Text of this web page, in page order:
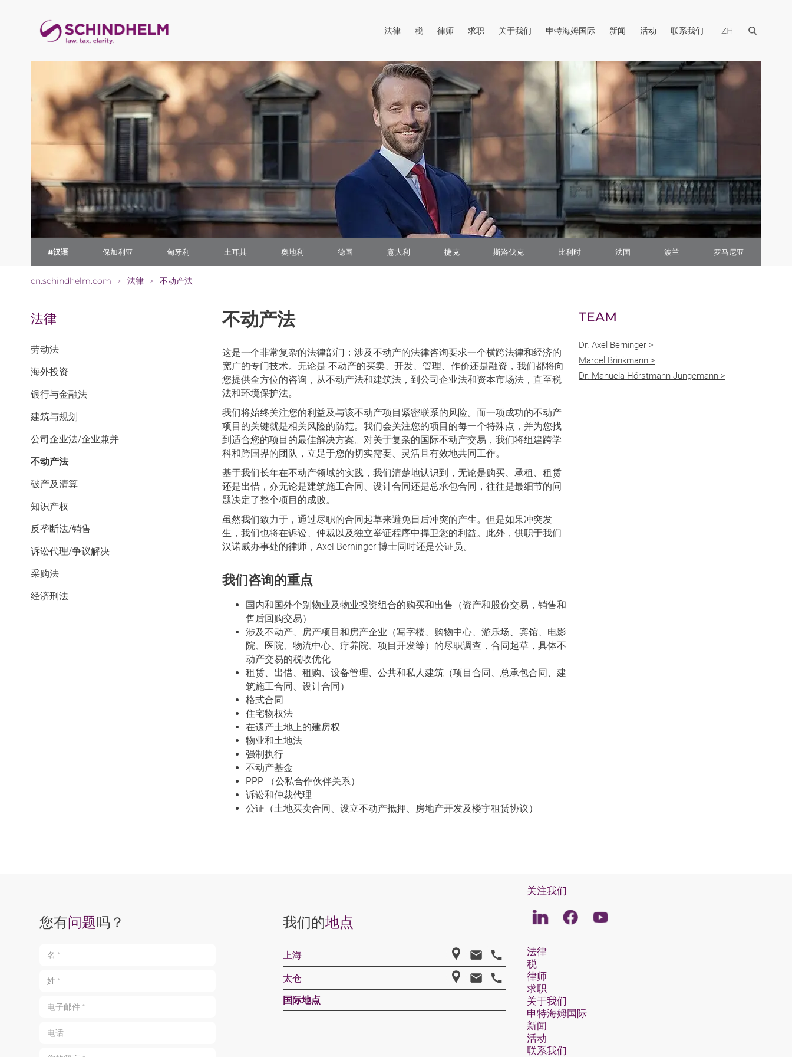
法律打开菜单
税 律师 求职 打开菜单
关于我们 打开菜单
申特海姆国际打开菜单
新闻 打开菜单
活动 打开菜单
联系我们 打开菜单
ZH 打开菜单
#汉语 保加利亚 匈牙利 土耳其 奥地利 德国 意大利 捷克 斯洛伐克 比利时 法国 波兰 罗马尼亚
cn.schindhelm.com > 法律 > 不动产法
法律
劳动法
海外投资
银行与金融法
建筑与规划
公司企业法/企业兼并
不动产法
破产及清算
知识产权
反垄断法/销售
诉讼代理/争议解决
采购法
经济刑法
不动产法
这是一个非常复杂的法律部门：涉及不动产的法律咨询要求一个横跨法律和经济的
宽广的专门技术。无论是 不动产的买卖、开发、管理、作价还是融资，我们都将向
您提供全方位的咨询，从不动产法和建筑法，到公司企业法和资本市场法，直至税
法和环境保护法。
我们将始终关注您的利益及与该不动产项目紧密联系的风险。而一项成功的不动产
项目的关键就是相关风险的防范。我们会关注您的项目的每一个特殊点，并为您找
到适合您的项目的最佳解决方案。对关于复杂的国际不动产交易，我们将组建跨学
科和跨国界的团队，立足于您的切实需要、灵活且有效地共同工作。
基于我们长年在不动产领域的实践，我们清楚地认识到，无论是购买、承租、租赁
还是出借，亦无论是建筑施工合同、设计合同还是总承包合同，往往是最细节的问
题决定了整个项目的成败。
虽然我们致力于，通过尽职的合同起草来避免日后冲突的产生。但是如果冲突发
生，我们也将在诉讼、仲裁以及独立举证程序中捍卫您的利益。此外，供职于我们
汉诺威办事处的律师，Axel Berninger 博士同时还是公证员。
我们咨询的重点
国内和国外个别物业及物业投资组合的购买和出售（资产和股份交易，销售和
售后回购交易）
涉及不动产、房产项目和房产企业（写字楼、购物中心、游乐场、宾馆、电影
院、医院、物流中心、疗养院、项目开发等）的尽职调查，合同起草，具体不
动产交易的税收优化
租赁、出借、租购、设备管理、公共和私人建筑（项目合同、总承包合同、建
筑施工合同、设计合同）
格式合同
住宅物权法
在遗产土地上的建房权
物业和土地法
强制执行
不动产基金
PPP （公私合作伙伴关系）
诉讼和仲裁代理
公证（土地买卖合同、设立不动产抵押、房地产开发及楼宇租赁协议）
TEAM
Dr. Axel Berninger >
Marcel Brinkmann >
Dr. Manuela Hörstmann-Jungemann >
您有问题吗？
名 *
姓 *
电子邮件 *
电话
您的留言 *
我们的地点
上海
太仓
国际地点
关注我们
LinkedinFacebookYoutube
法律
税
律师
求职
关于我们
申特海姆国际
新闻
活动
联系我们